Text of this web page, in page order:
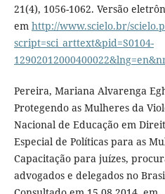
21(4), 1056-1062. Versão
em http://www.scielo.br/
script=sci_arttext&pid=S0104-
Pereira, Mariana Alvarenga
Protegendo as Mulheres da
Nacional de Educação em
Especial de Políticas para as
Capacitação para juízes,
advogados e delegados no